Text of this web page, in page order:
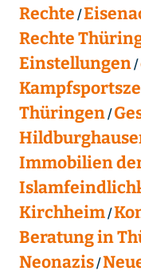
Rechte
Rechte
Einstellungen
Thüringen
Immobilien
Kirchheim
Beratung in
Neonazis